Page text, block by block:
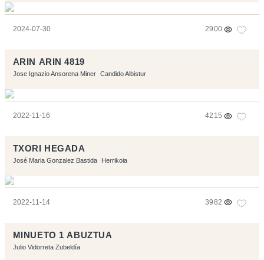
2024-07-30 2900
ARIN ARIN 4819
Jose Ignazio Ansorena Miner Candido Albistur
2022-11-16 4215
TXORI HEGADA
José Maria Gonzalez Bastida Herrikoia
2022-11-14 3982
MINUETO 1 ABUZTUA
Julio Vidorreta Zubeldía